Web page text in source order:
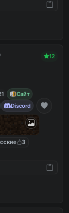
12
Сайт
Discord
3